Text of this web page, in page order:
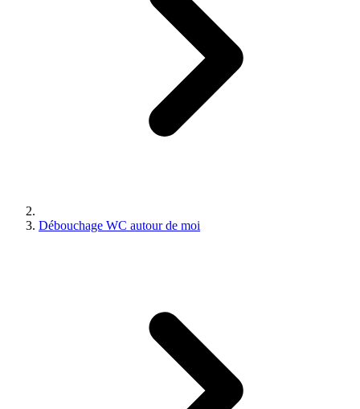
Débouchage WC autour de moi